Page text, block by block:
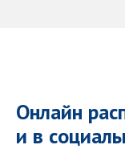
Онлайн
и в